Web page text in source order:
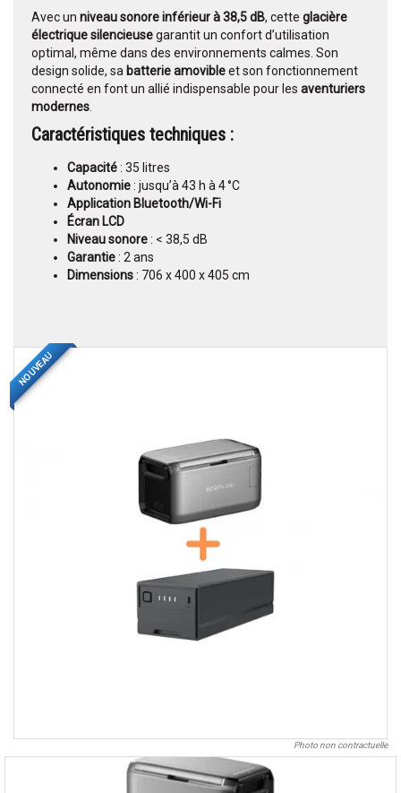
Avec un niveau sonore inférieur à 38,5 dB, cette glacière
électrique silencieusegarantit un confort d’utilisation
optimal, même dans des environnements calmes. Son
design solide, sa batterie amovibleet son fonctionnement
connecté en font un allié indispensable pour les aventuriers
modernes
Caractéristiques techniques :
Capacité: 35 litres
Autonomie: jusqu’à 43 h à 4 °C
Application Bluetooth/Wi-Fi
Écran LCD
Niveau sonore: < 38,5 dB
Garantie: 2 ans
Dimensions: 706 x 400 x 405 cm
NOUVEAU
Photo non contractuelle